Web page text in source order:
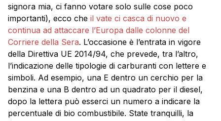
signora mia, ci fanno votare solo sulle cose poco
importanti), ecco che il vate ci casca di nuovo e
continua ad attaccare l’Europa dalle colonne del
Corriere della Sera. L’occasione è l’entrata in vigore
della Direttiva UE 2014/94, che prevede, tra l’altro,
l’indicazione delle tipologie di carburanti con lettere e
simboli. Ad esempio, una E dentro un cerchio per la
benzina e una B dentro ad un quadrato per il diesel,
dopo la lettera può esserci un numero a indicare la
percentuale di bio combustibile. State tranquilli, la